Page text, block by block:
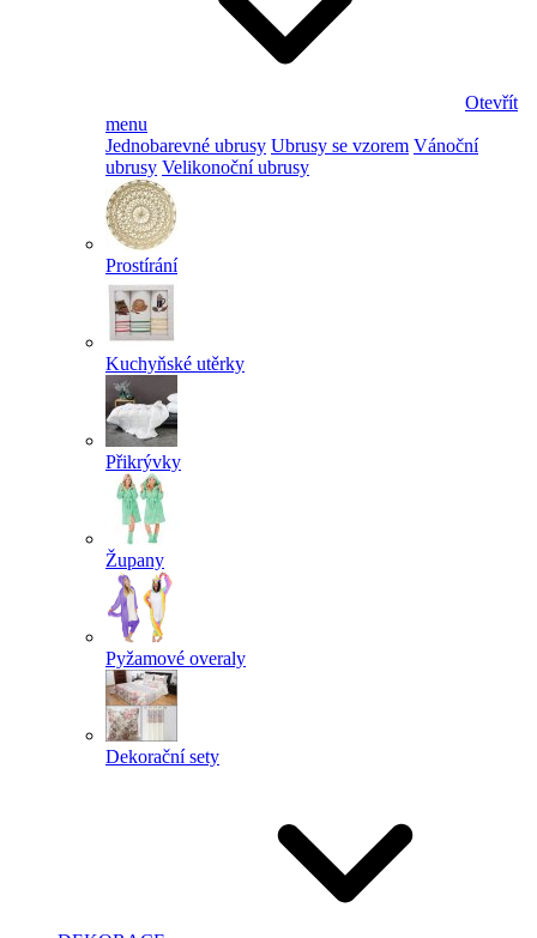
Otevřít
menu
Jednobarevné ubrusy Ubrusy se vzorem Vánoční
ubrusy Velikonoční ubrusy
Prostírání
Kuchyňské utěrky
Přikrývky
Župany
Pyžamové overaly
Dekorační sety